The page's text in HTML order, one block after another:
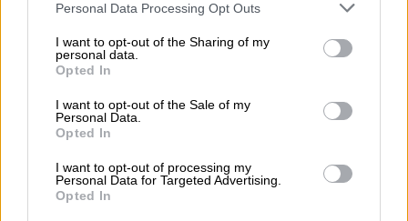
Please note that this website/app uses one or more Google
not limited to your visit or usage behaviour. You may click to
grant or deny consent to Google and its third-party tags to
use your data for below specified purposes in below Google
consent section.
Personal Data Processing Opt Outs
I want to opt-out of the Sharing of my
personal data.
Opted In
I want to opt-out of the Sale of my
Personal Data.
Opted In
I want to opt-out of processing my
Personal Data for Targeted Advertising.
Opted In
κόμμα, «την ώρα που ο ΣΥΡΙΖΑ
γίνει Μπέργκαμο και ταυτόχρονα αντιδρά σε
οποιαδήποτε απόφαση λαμβάνει η
κυβέρνηση για τον περιορισμό της
πανδημίας, ο άτυπος σύμβουλος του κ.
Γεροτζιάφας, ανάμεσα σε διάφορα άλλα
παραληρηματικά, καλεί με ανάρτησή του στα